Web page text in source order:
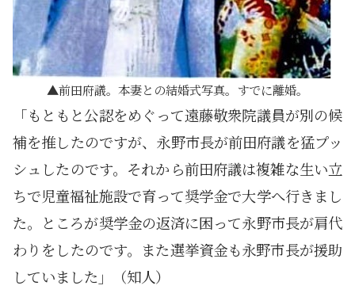
前田府議。本妻との結婚式写真。すでに離婚。
「もともと公認をめぐって遠藤敬衆院議員が別の候
補を推したのですが、永野市長が前田府議を猛プッ
シュしたのです。それから前田府議は複雑な生い立
ちで児童福祉施設で育って奨学金で大学へ行きまし
た。ところが奨学金の返済に困って永野市長が肩代
わりをしたのです。また選挙資金も永野市長が援助
していました」（知人）